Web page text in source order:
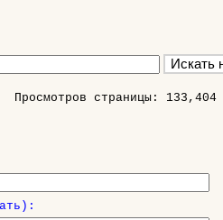
Просмотров страницы: 133,404